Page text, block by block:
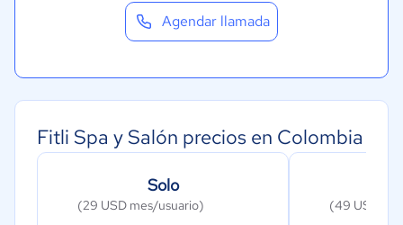
Agendar llamada
Fitli Spa y Salón precios en Colombia
Solo
(29 USD mes/usuario) (49 USD